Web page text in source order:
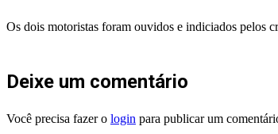
Os dois motoristas foram ouvidos e indiciados pelos
Deixe um comentário
Você precisa fazer o login para publicar um